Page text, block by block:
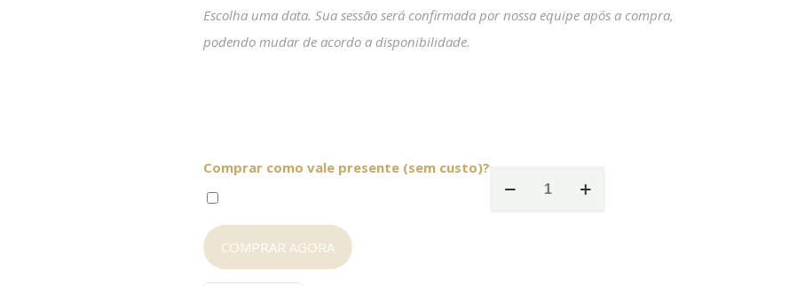
Escolha uma data. Sua sessão será confirmada por nossa equipe após a compra,
podendo mudar de acordo a disponibilidade.
Comprar como vale presente (sem custo)?
COMPRAR AGORA